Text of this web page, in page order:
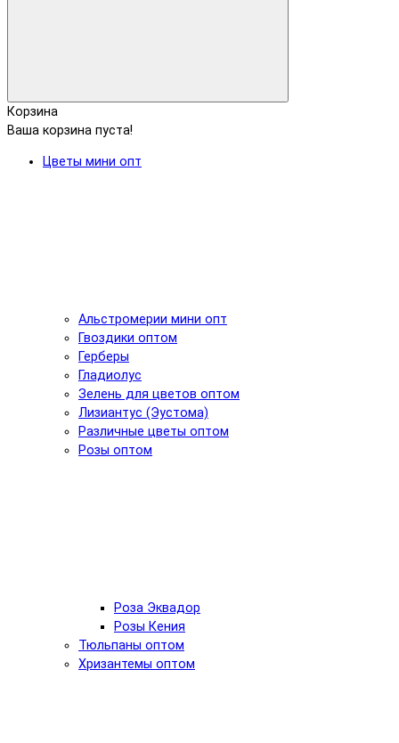
Корзина
Ваша корзина пуста!
Цветы мини опт
Альстромерии мини опт
Гвоздики оптом
Герберы
Гладиолус
Зелень для цветов оптом
Лизиантус (Эустома)
Различные цветы оптом
Розы оптом
Роза Эквадор
Розы Кения
Тюльпаны оптом
Хризантемы оптом